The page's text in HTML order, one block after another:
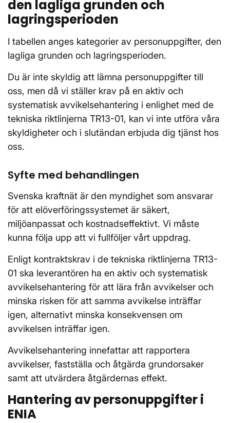
den lagliga grunden och
lagringsperioden
I tabellen anges kategorier av personuppgifter, den
lagliga grunden och lagringsperioden.
Du är inte skyldig att lämna personuppgifter till
oss, men då vi ställer krav på en aktiv och
systematisk avvikelsehantering i enlighet med de
tekniska riktlinjerna TR13-01, kan vi inte utföra våra
skyldigheter och i slutändan erbjuda dig tjänst hos
oss.
Syfte med behandlingen
Svenska kraftnät är den myndighet som ansvarar
för att elöverföringssystemet är säkert,
miljöanpassat och kostnadseffektivt. Vi måste
kunna följa upp att vi fullföljer vårt uppdrag.
Enligt kontraktskrav i de tekniska riktlinjerna TR13-
01 ska leverantören ha en aktiv och systematisk
avvikelsehantering för att lära från avvikelser och
minska risken för att samma avvikelse inträffar
igen, alternativt minska konsekvensen om
avvikelsen inträffar igen.
Avvikelsehantering innefattar att rapportera
avvikelser, fastställa och åtgärda grundorsaker
samt att utvärdera åtgärdernas effekt.
Hantering av personuppgifter i
ENIA